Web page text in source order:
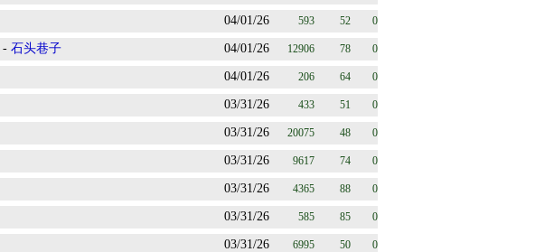
04/01/26 593 52 0
- 石头巷子 04/01/26 12906 78 0
04/01/26 206 64 0
03/31/26 433 51 0
03/31/26 20075 48 0
03/31/26 9617 74 0
03/31/26 4365 88 0
03/31/26 585 85 0
03/31/26 6995 50 0